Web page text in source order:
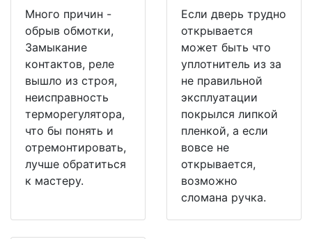
Много причин -
обрыв обмотки,
Замыкание
контактов, реле
вышло из строя,
неисправность
терморегулятора,
что бы понять и
отремонтировать,
лучше обратиться
к мастеру.
Если дверь трудно
открывается
может быть что
уплотнитель из за
не правильной
эксплуатации
покрылся липкой
пленкой, а если
вовсе не
открывается,
возможно
сломана ручка.